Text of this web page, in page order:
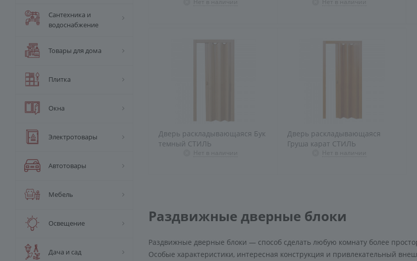
Дверь раскладывающаяся Бук
темный СТИЛЬ
Дверь раскладывающаяся
Груша карат СТИЛЬ
Раздвижные дверные блоки
Раздвижные дверные блоки — способ сделать любую комнату более
Особые характеристики, интересная конструкция и привлекательный
Сантехника и
водоснабжение
Товары для дома
Плитка
Окна
Электротовары
Автотовары
Мебель
Освещение
Дача и сад